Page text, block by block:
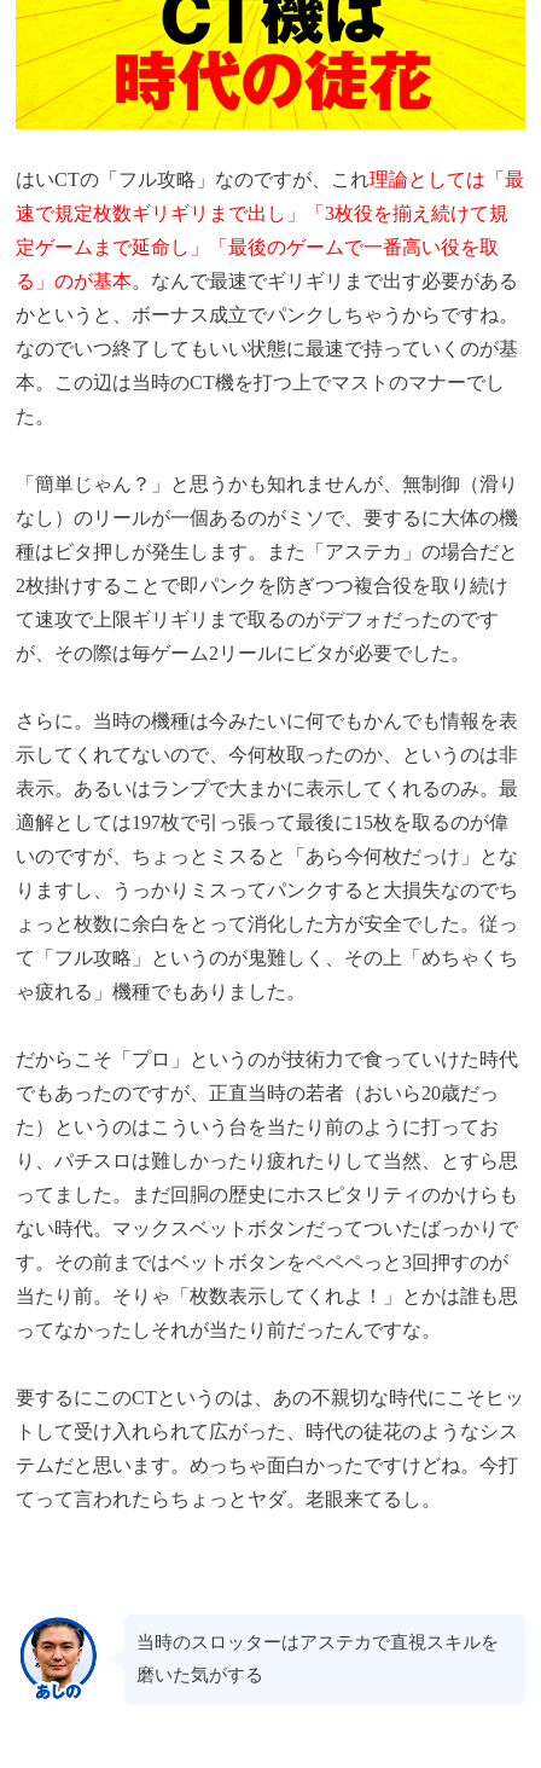
はいCTの「フル攻略」なのですが、これ理論としては「最
速で規定枚数ギリギリまで出し」「3枚役を揃え続けて規
定ゲームまで延命し」「最後のゲームで一番高い役を取
る」のが基本。なんで最速でギリギリまで出す必要がある
かというと、ボーナス成立でパンクしちゃうからですね。
なのでいつ終了してもいい状態に最速で持っていくのが基
本。この辺は当時のCT機を打つ上でマストのマナーでし
た。
「簡単じゃん？」と思うかも知れませんが、無制御（滑り
なし）のリールが一個あるのがミソで、要するに大体の機
種はビタ押しが発生します。また「アステカ」の場合だと
2枚掛けすることで即パンクを防ぎつつ複合役を取り続け
て速攻で上限ギリギリまで取るのがデフォだったのです
が、その際は毎ゲーム2リールにビタが必要でした。
さらに。当時の機種は今みたいに何でもかんでも情報を表
示してくれてないので、今何枚取ったのか、というのは非
表示。あるいはランプで大まかに表示してくれるのみ。最
適解としては197枚で引っ張って最後に15枚を取るのが偉
いのですが、ちょっとミスると「あら今何枚だっけ」とな
りますし、うっかりミスってパンクすると大損失なのでち
ょっと枚数に余白をとって消化した方が安全でした。従っ
て「フル攻略」というのが鬼難しく、その上「めちゃくち
ゃ疲れる」機種でもありました。
だからこそ「プロ」というのが技術力で食っていけた時代
でもあったのですが、正直当時の若者（おいら20歳だっ
た）というのはこういう台を当たり前のように打ってお
り、パチスロは難しかったり疲れたりして当然、とすら思
ってました。まだ回胴の歴史にホスピタリティのかけらも
ない時代。マックスベットボタンだってついたばっかりで
す。その前まではベットボタンをペペペっと3回押すのが
当たり前。そりゃ「枚数表示してくれよ！」とかは誰も思
ってなかったしそれが当たり前だったんですな。
要するにこのCTというのは、あの不親切な時代にこそヒッ
トして受け入れられて広がった、時代の徒花のようなシス
テムだと思います。めっちゃ面白かったですけどね。今打
てって言われたらちょっとヤダ。老眼来てるし。
当時のスロッターはアステカで直視スキルを
磨いた気がする